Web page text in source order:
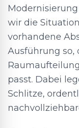
wir die
vorhandene
Ausführung so,
passt. Dabei
Schlitze,